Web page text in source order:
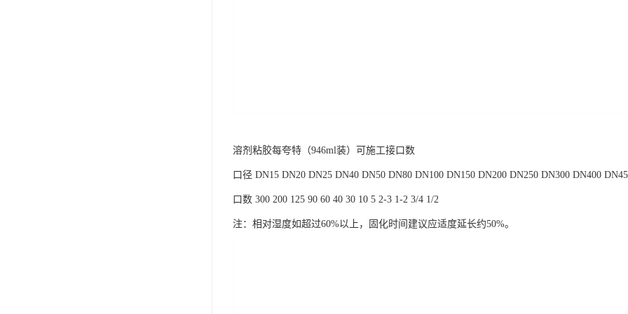
溶剂粘胶每夸特（946ml装）可施工接口数
口径 DN15 DN20 DN25 DN40 DN50 DN80 DN100 DN150 DN200 DN250 DN300 DN400
口数 300 200 125 90 60 40 30 10 5 2-3 1-2 3/4 1/2
注：相对湿度如超过60%以上，固化时间建议应适度延长约50%。